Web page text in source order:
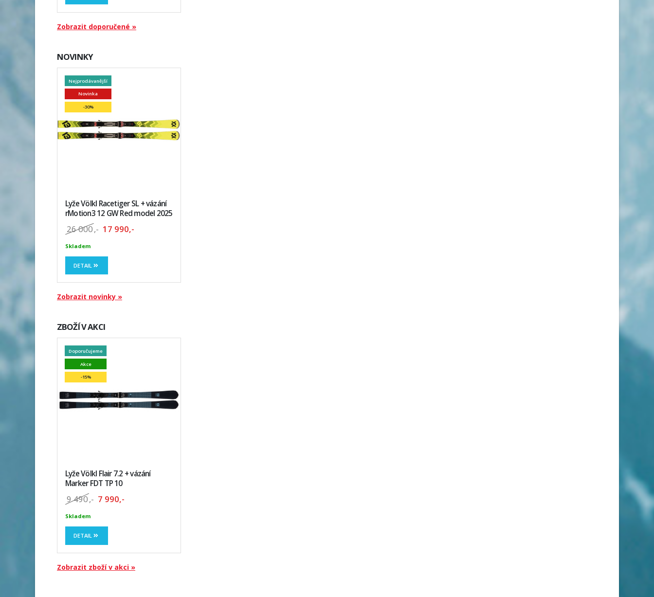
Zobrazit doporučené »
NOVINKY
Nejprodávanější
Novinka
-30%
Lyže Völkl Racetiger SL + vázání
rMotion3 12 GW Red model 2025
26 000,- 17 990,-
Skladem
DETAIL
Zobrazit novinky »
ZBOŽÍ V AKCI
Doporučujeme
Akce
-15%
Lyže Völkl Flair 7.2 + vázání
Marker FDT TP 10
9 490,- 7 990,-
Skladem
DETAIL
Zobrazit zboží v akci »